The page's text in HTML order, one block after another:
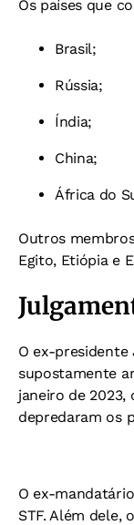
Os países que
Brasil;
Rússia;
Índia;
China;
África do
Outros
Egito, Etiópia e
O ex-presidente
supostamente
janeiro de 2023,
depredaram os
O ex-
STF. Além